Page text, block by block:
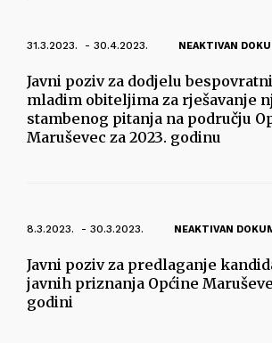
31.3.2023. - 30.4.2023. NEAKTIVAN
Javni poziv za dodjelu
mladim obiteljima za rješavanje
stambenog pitanja na području
Maruševec za 2023. godinu
8.3.2023. - 30.3.2023. NEAKTIVAN
Javni poziv za predlaganje
javnih priznanja Općine
godini